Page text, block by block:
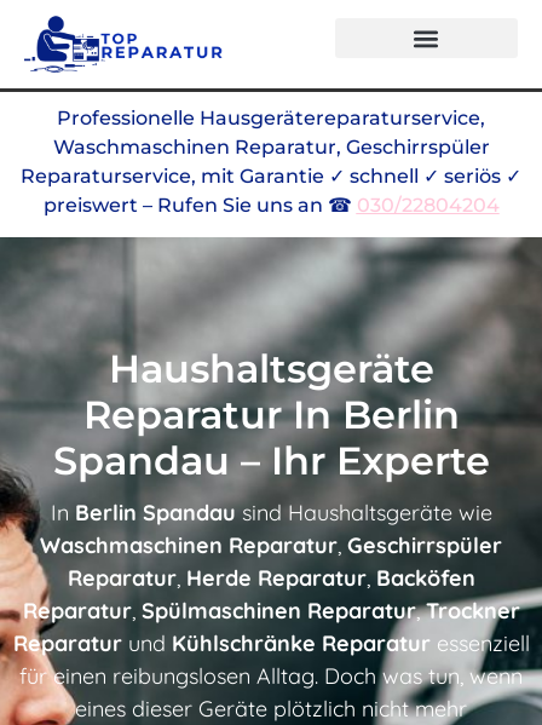
Professionelle Hausgerätereparaturservice,
Waschmaschinen Reparatur, Geschirrspüler
Reparaturservice, mit Garantie ✓ schnell ✓ seriös ✓
preiswert – Rufen Sie uns an ☎ 030/22804204
Haushaltsgeräte
Reparatur In Berlin
Spandau – Ihr Experte
In Berlin Spandausind Haushaltsgeräte wie
Waschmaschinen Reparatur, Geschirrspüler
Reparatur, Herde Reparatur, Backöfen
Reparatur, Spülmaschinen Reparatur,Trockner
Reparaturund Kühlschränke Reparaturessenziell
für einen reibungslosen Alltag. Doch was tun, wenn
eines dieser Geräte plötzlich nicht mehr